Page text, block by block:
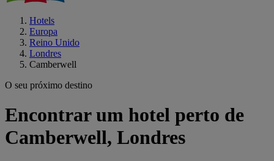
Hotels
Europa
Reino Unido
Londres
Camberwell
O seu próximo destino
Encontrar um hotel perto de
Camberwell, Londres